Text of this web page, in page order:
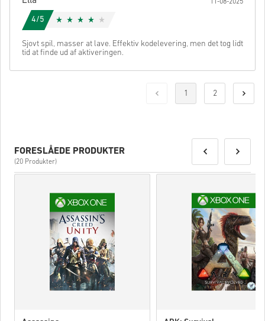
11-08-2025
4/5
Sjovt spil, masser at lave. Effektiv kodelevering, men det tog lidt
tid at finde ud af aktiveringen.
1 2
FORESLÅEDE PRODUKTER
(20 Produkter)